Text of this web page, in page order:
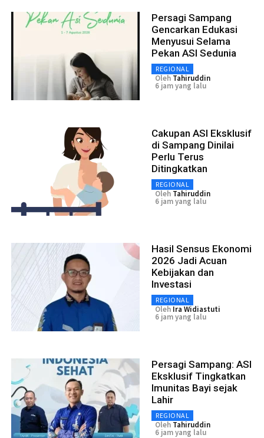
Persagi Sampang
Gencarkan Edukasi
Menyusui Selama
Pekan ASI Sedunia
REGIONAL
Oleh Tahiruddin
6 jam yang lalu
Cakupan ASI Eksklusif
di Sampang Dinilai
Perlu Terus
Ditingkatkan
REGIONAL
Oleh Tahiruddin
6 jam yang lalu
Hasil Sensus Ekonomi
2026 Jadi Acuan
Kebijakan dan
Investasi
REGIONAL
Oleh Ira Widiastuti
6 jam yang lalu
Persagi Sampang: ASI
Eksklusif Tingkatkan
Imunitas Bayi sejak
Lahir
REGIONAL
Oleh Tahiruddin
6 jam yang lalu